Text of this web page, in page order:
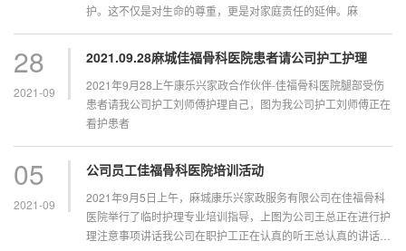
护。这不仅是对生命的尊重，更是对家庭责任的延伸。麻
28
2021-09
2021.09.28麻城佳福骨科医院患者请公司护工护理
2021年9月28上午康乐兴家政合作伙伴-佳福骨科医院腿部受伤
患者请我公司护工刘师傅护理自己，图为我公司护工刘师傅正在
看护患者
05
2021-09
公司员工佳福骨科医院培训活动
2021年9月5日上午，麻城康乐兴家政服务有限公司在佳福骨科
医院举行了临时护理专业培训指导，上图为公司王总正在进行护
理注意事项讲话我公司在职护工正在认真的听王总认真的讲话训